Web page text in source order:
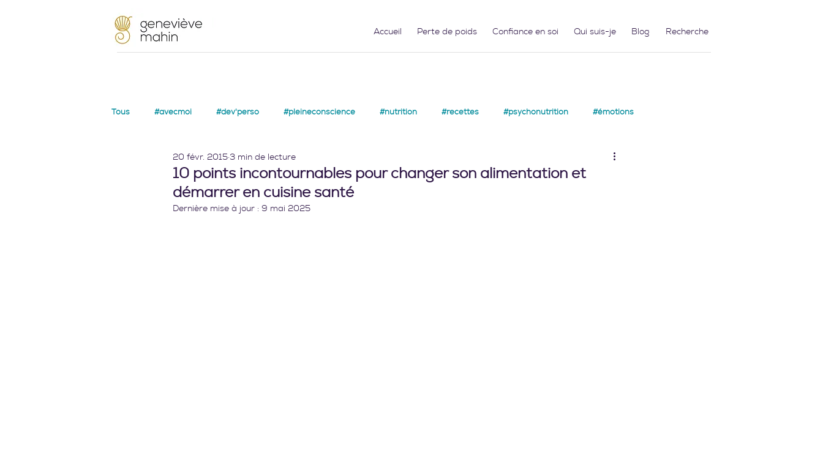
Accueil Perte de poids Confiance en soi Qui suis-je Blog
Tous #avecmoi #dev'perso #pleineconscience #nutrition #recettes #psychonutrition #émotions
10 points incontournables pour changer son alimentation et
démarrer en cuisine santé
20 févr. 2015 3 min de lecture
Dernière mise à jour : 9 mai 2025